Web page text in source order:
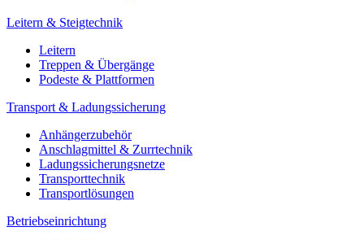
Leitern & Steigtechnik
Leitern
Treppen & Übergänge
Podeste & Plattformen
Transport & Ladungssicherung
Anhängerzubehör
Anschlagmittel & Zurrtechnik
Ladungssicherungsnetze
Transporttechnik
Transportlösungen
Betriebseinrichtung